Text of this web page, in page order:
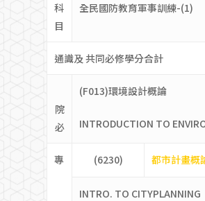
科
目
全民國防教育軍事訓練-(1)
通識及 共同必修學分合計
院
必
(F013)環境設計概論
INTRODUCTION TO
專 (6230) 都市計畫概
INTRO. TO CITYPLANNING